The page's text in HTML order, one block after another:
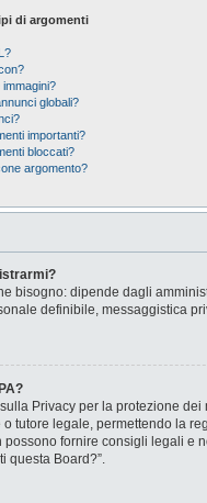
di argomenti
globali?
importanti?
bloccati?
argomento?
bisogno: dipende dagli
definibile, messaggistica
Privacy per la protezione
tutore legale, permettendo la
possono fornire consigli legali e
questa Board?”.